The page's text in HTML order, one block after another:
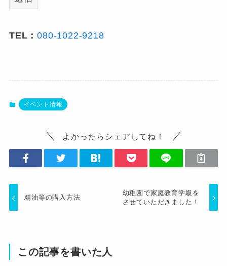
TEL：080-1022-9218
イベント情報
よかったらシェアしてね！
精油等の購入方法
幼稚園で家庭教育学級を
させていただきました！
この記事を書いた人